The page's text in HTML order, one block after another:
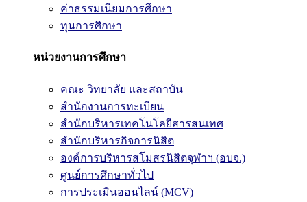
ค่าธรรมเนียมการศึกษา
ทุนการศึกษา
หน่วยงานการศึกษา
คณะ วิทยาลัย และสถาบัน
สำนักงานการทะเบียน
สำนักบริหารเทคโนโลยีสารสนเทศ
สำนักบริหารกิจการนิสิต
องค์การบริหารสโมสรนิสิตจุฬาฯ (อบจ.)
ศูนย์การศึกษาทั่วไป
การประเมินออนไลน์ (MCV)